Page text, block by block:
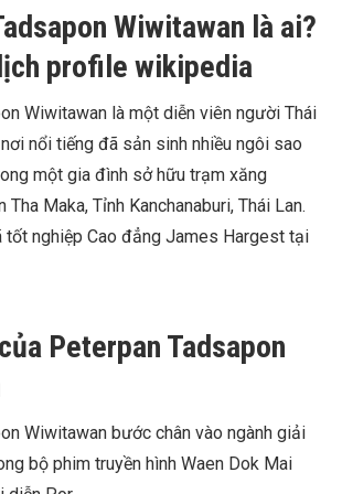
Wiwitawan là ai?
profile wikipedia
Wiwitawan là một diễn viên người Thái
nổi tiếng đã sản sinh nhiều ngôi sao
một gia đình sở hữu trạm xăng
Tha Maka, Tỉnh Kanchanaburi, Thái Lan.
tốt nghiệp Cao đẳng James Hargest tại
Peterpan Tadsapon
Wiwitawan bước chân vào ngành giải
bộ phim truyền hình Waen Dok Mai